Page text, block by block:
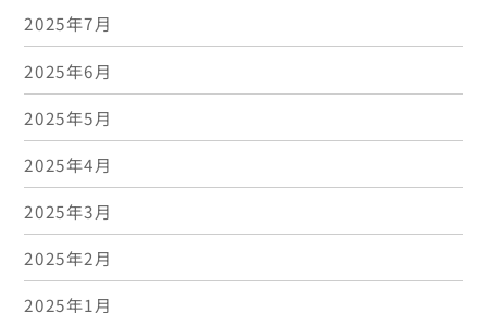
2025年7月
2025年6月
2025年5月
2025年4月
2025年3月
2025年2月
2025年1月